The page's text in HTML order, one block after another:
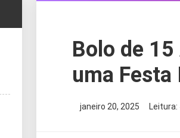
Bolo de
uma Festa
janeiro 20, 2025 Leitura: